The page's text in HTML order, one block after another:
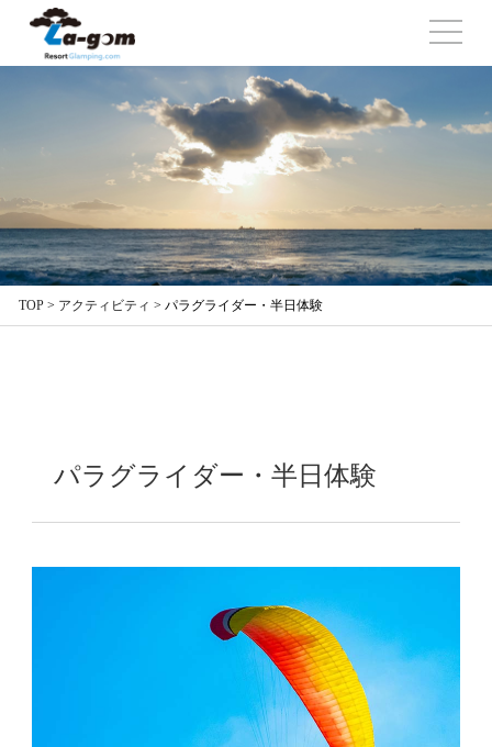
TOP> アクティビティ > パラグライダー・半日体験
パラグライダー・半日体験